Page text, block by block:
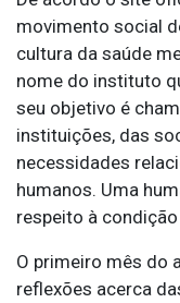
movimento social
cultura da saúde
nome do instituto
seu objetivo é
instituições, das
necessidades
humanos. Uma
respeito à
O primeiro mês do
reflexões acerca